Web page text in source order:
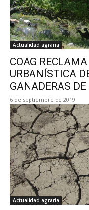
Actualidad agraria
COAG
URBANÍSTICA
GANADERAS
6 de septiembre de 2019
Actualidad agraria